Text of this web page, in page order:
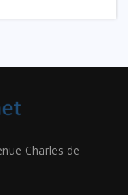
Charles de